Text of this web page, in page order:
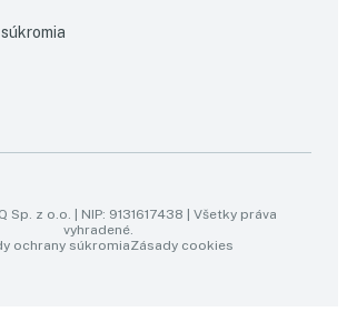
Sp. z o.o. | NIP: 9131617438 | Všetky práva
vyhradené.
ochrany súkromiaZásady cookies